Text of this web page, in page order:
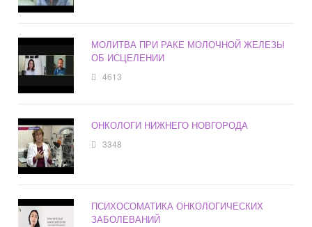
МОЛИТВА ПРИ РАКЕ МОЛОЧНОЙ ЖЕЛЕЗЫ
ОБ ИСЦЕЛЕНИИ
4613
ОНКОЛОГИ НИЖНЕГО НОВГОРОДА
3348
ПСИХОСОМАТИКА ОНКОЛОГИЧЕСКИХ
ЗАБОЛЕВАНИЙ